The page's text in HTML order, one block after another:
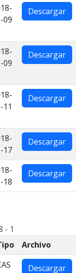
09
Descargar
09
Descargar
11
Descargar
17
Descargar
18
Descargar
- 1
Archivo
Descargar